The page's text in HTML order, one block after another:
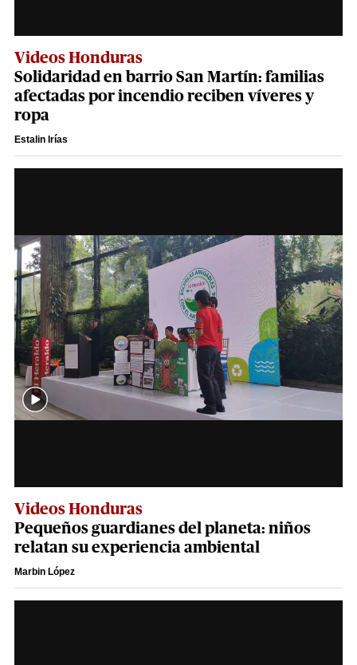
Videos Honduras
Solidaridad en barrio San Martín: familias
afectadas por incendio reciben víveres y
ropa
Estalin Irías
Videos Honduras
Pequeños guardianes del planeta: niños
relatan su experiencia ambiental
Marbin López